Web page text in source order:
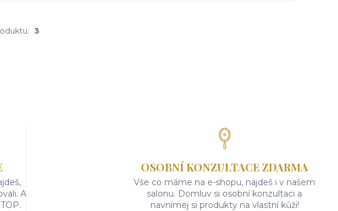
3
A
OSOBNÍ KONZULTACE ZDARMA
Vše co máme na e-shopu, najdeš i v našem
salonu. Domluv si osobní konzultaci a
navnímej si produkty na vlastní kůži!